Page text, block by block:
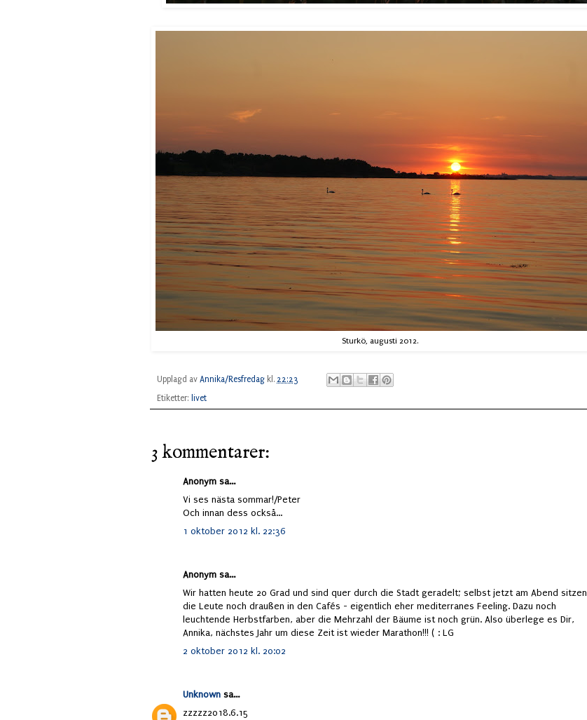
Sturkö, augusti 2012.
Upplagd av Annika/Resfredag kl. 22:23
Etiketter: livet
3 kommentarer:
Anonym sa...
Vi ses nästa sommar!/Peter
Och innan dess också...
1 oktober 2012 kl. 22:36
Anonym sa...
Wir hatten heute 20 Grad und sind quer durch die Stadt geradelt; selbst jetzt am Abend sitzen
die Leute noch draußen in den Cafés - eigentlich eher mediterranes Feeling. Dazu noch
leuchtende Herbstfarben, aber die Mehrzahl der Bäume ist noch grün. Also überlege es Dir,
Annika, nächstes Jahr um diese Zeit ist wieder Marathon!!! ( : LG
2 oktober 2012 kl. 20:02
Unknown sa...
zzzzz2018.6.15